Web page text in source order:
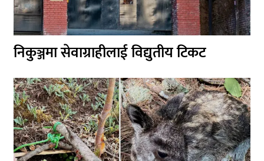
निकुञ्जमा सेवाग्राहीलाई विद्युतीय टिकट